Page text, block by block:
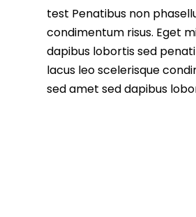
test Penatibus non
condimentum risus. Eget
dapibus lobortis sed
lacus leo scelerisque
sed amet sed dapibus